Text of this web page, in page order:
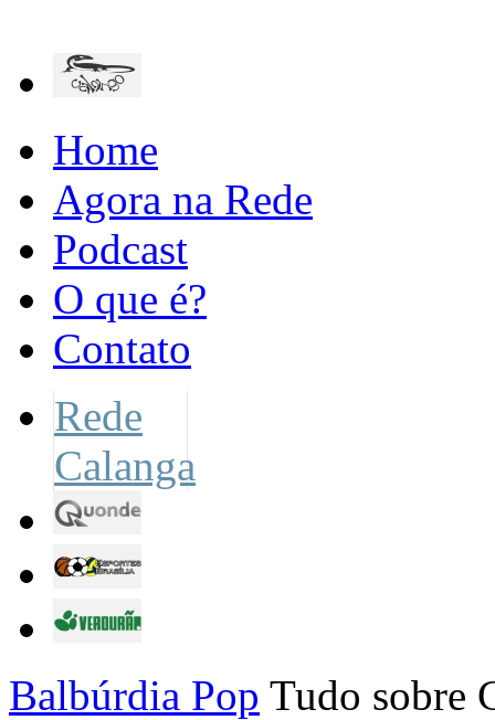
Home
Agora na Rede
Podcast
O que é?
Contato
Rede
Calanga
Balbúrdia Pop Tudo sobre